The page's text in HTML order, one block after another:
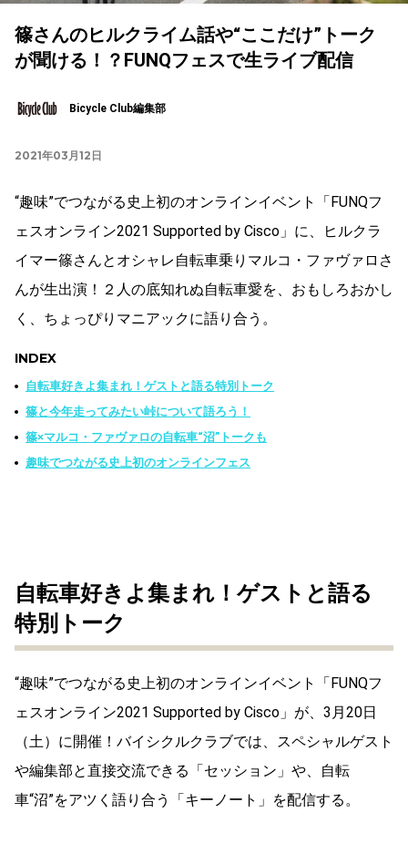
篠さんのヒルクライム話や“ここだけ”トーク
が聞ける！？FUNQフェスで生ライブ配信
Bicycle Club編集部
2021年03月12日
“趣味”でつながる史上初のオンラインイベント「FUNQフ
ェスオンライン2021 Supported by Cisco」に、ヒルクラ
イマー篠さんとオシャレ自転車乗りマルコ・ファヴァロさ
んが生出演！２人の底知れぬ自転車愛を、おもしろおかし
く、ちょっぴりマニアックに語り合う。
INDEX
自転車好きよ集まれ！ゲストと語る特別トーク
篠と今年走ってみたい峠について語ろう！
篠×マルコ・ファヴァロの自転車“沼”トークも
趣味でつながる史上初のオンラインフェス
自転車好きよ集まれ！ゲストと語る
特別トーク
“趣味”でつながる史上初のオンラインイベント「FUNQフ
ェスオンライン2021 Supported by Cisco」が、3月20日
（土）に開催！バイシクルクラブでは、スペシャルゲスト
や編集部と直接交流できる「セッション」や、自転
車“沼”をアツく語り合う「キーノート」を配信する。